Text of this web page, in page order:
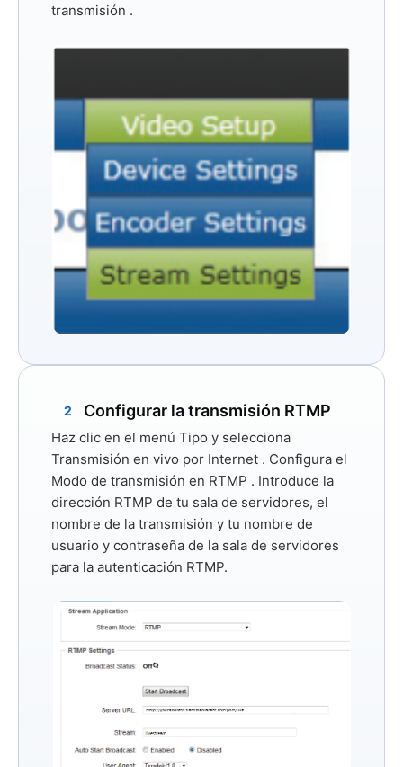
transmisión .
2 Configurar la transmisión RTMP
Haz clic en el menú Tipo y selecciona
Transmisión en vivo por Internet . Configura el
Modo de transmisión en RTMP . Introduce la
dirección RTMP de tu sala de servidores, el
nombre de la transmisión y tu nombre de
usuario y contraseña de la sala de servidores
para la autenticación RTMP.